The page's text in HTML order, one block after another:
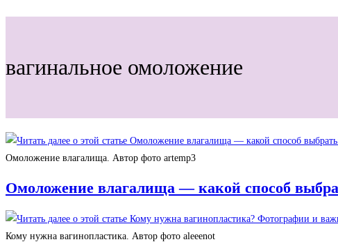
поиск
сайту
вагинальное омоложение
Омоложение влагалища. Автор фото artemp3
Омоложение влагалища — какой способ
Кому нужна вагинопластика. Автор фото aleeenot